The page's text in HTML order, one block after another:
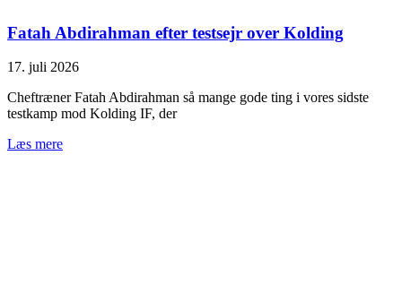
Fatah Abdirahman efter testsejr over Kolding
17. juli 2026
Cheftræner Fatah Abdirahman så mange gode ting i vores sidste
testkamp mod Kolding IF, der
Læs mere